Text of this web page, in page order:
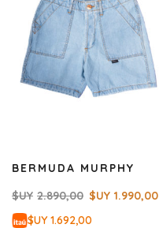
BERMUDA MURPHY
$UY 2.890,00 $UY 1.990,00
$UY 1.692,00